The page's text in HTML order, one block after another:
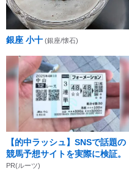
銀座 小十 (銀座/懐石)
【的中ラッシュ】SNSで話題の
競馬予想サイトを実際に検証。
PR(ルーツ)